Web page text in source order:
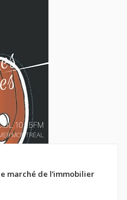
marché de l’immobilier